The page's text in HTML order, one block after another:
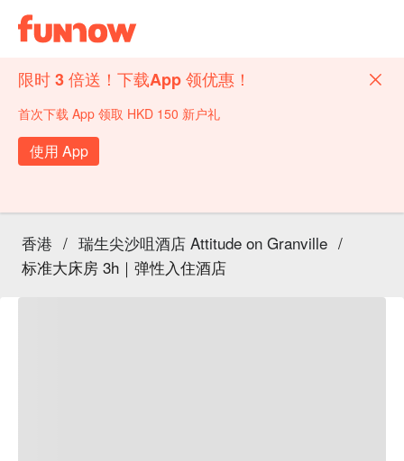
限时 3 倍送！下载App 领优惠！
首次下载 App 领取 HKD 150 新户礼
使用 App
香港 / 瑞生尖沙咀酒店 Attitude on Granville /
标准大床房 3h｜弹性入住酒店